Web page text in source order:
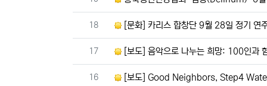
번호
18 [문화] 카리스 합창단 9월 28일 정기 연
번호
17 [보도] 음악으로 나누는 희망: 100인과
번호
16 [보도] Good Neighbors, Step4